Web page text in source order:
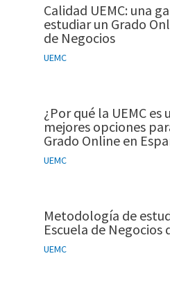
Calidad UEMC: una
estudiar un Grado
de Negocios
UEMC
¿Por qué la UEMC es
mejores opciones
Grado Online en
UEMC
Metodología de
Escuela de Negocios
UEMC